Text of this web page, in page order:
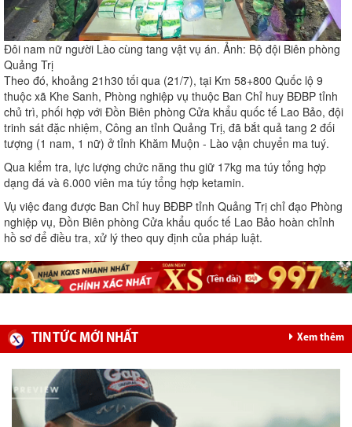
Đôi nam nữ người Lào cùng tang vật vụ án. Ảnh: Bộ đội Biên phòng
Quảng Trị
Theo đó, khoảng 21h30 tối qua (21/7), tại Km 58+800 Quốc lộ 9
thuộc xã Khe Sanh, Phòng nghiệp vụ thuộc Ban Chỉ huy BĐBP tỉnh
chủ trì, phối hợp với Đồn Biên phòng Cửa khẩu quốc tế Lao Bảo, đội
trinh sát đặc nhiệm, Công an tỉnh Quảng Trị, đã bắt quả tang 2 đối
tượng (1 nam, 1 nữ) ở tỉnh Khăm Muộn - Lào vận chuyển ma tuý.
Qua kiểm tra, lực lượng chức năng thu giữ 17kg ma túy tổng hợp
dạng đá và 6.000 viên ma túy tổng hợp ketamin.
Vụ việc đang được Ban Chỉ huy BĐBP tỉnh Quảng Trị chỉ đạo Phòng
nghiệp vụ, Đồn Biên phòng Cửa khẩu quốc tế Lao Bảo hoàn chỉnh
hồ sơ để điều tra, xử lý theo quy định của pháp luật.
TIN TỨC MỚI NHẤT Xem thêm